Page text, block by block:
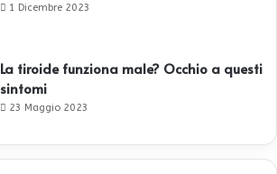
1 Dicembre 2023
La tiroide funziona male? Occhio a questi
sintomi
23 Maggio 2023